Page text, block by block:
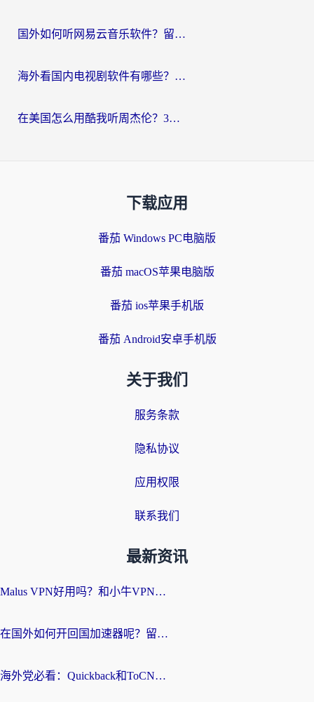
国外如何听网易云音乐软件？留学生亲测有效的回国加速方案
海外看国内电视剧软件有哪些？海外党专属追剧指南来了
在美国怎么用酷我听周杰伦？3步解决海外听歌地域限制，附QQ音乐网易云通用技巧
下载应用
番茄 Windows PC电脑版
番茄 macOS苹果电脑版
番茄 ios苹果手机版
番茄 Android安卓手机版
关于我们
服务条款
隐私协议
应用权限
联系我们
最新资讯
Malus VPN好用吗？和小牛VPN对比哪个回国效果更好？海外党亲测实用指南
在国外如何开回国加速器呢？留学生亲测的无缝访问国内资源指南
海外党必看：Quickback和ToCN好用吗？3分钟选对回国加速器的实用指南